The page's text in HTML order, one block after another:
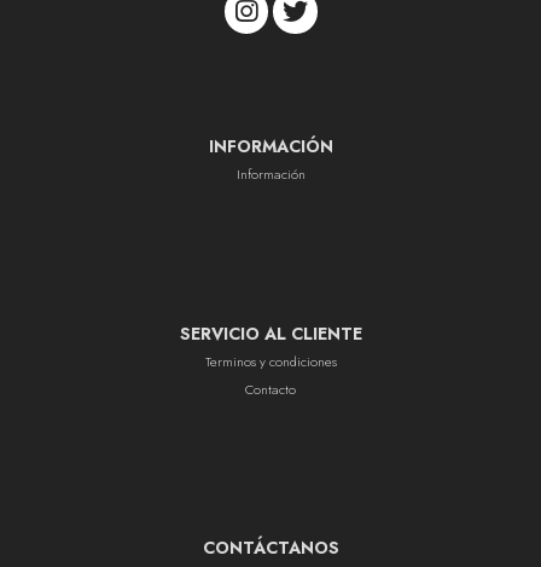
INFORMACIÓN
Información
SERVICIO AL CLIENTE
Terminos y condiciones
Contacto
CONTÁCTANOS